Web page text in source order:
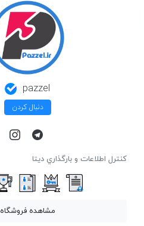
pazzel
دنبال کردن
كنترل اطلاعات و بارگذاري ديتا
مشاهده فروشگاه